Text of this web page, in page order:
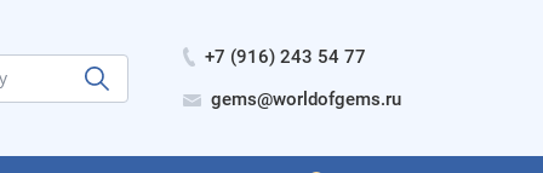
+7 (916) 243 54 77
gems@worldofgems.ru